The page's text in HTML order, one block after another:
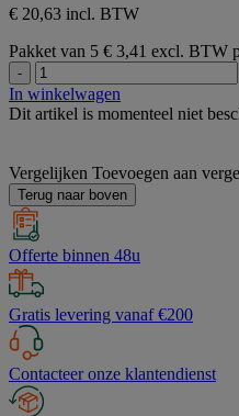
€ 20,63 incl. BTW
Pakket van 5 € 3,41 excl. BTW
-
In winkelwagen
Dit artikel is momenteel niet
Vergelijken Toevoegen aan
Terug naar boven
Offerte binnen 48u
Gratis levering vanaf €200
Contacteer onze klantendienst